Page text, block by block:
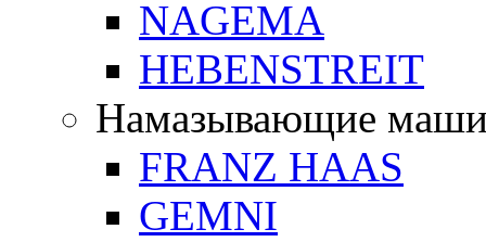
NAGEMA
HEBENSTREIT
Намазывающие
FRANZ HAAS
GEMNI